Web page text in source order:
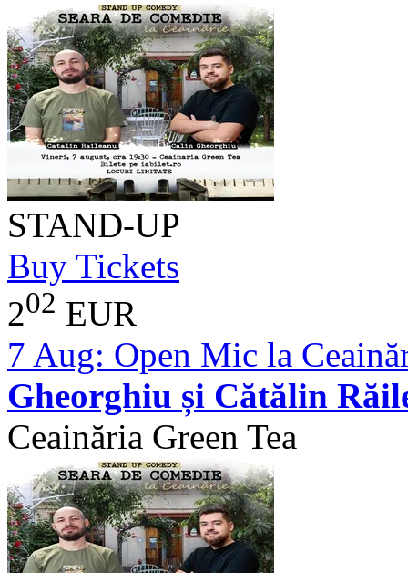
STAND-UP
Buy Tickets
202 EUR
7 Aug: Open Mic la
Gheorghiu și Cătălin
Ceainăria Green Tea